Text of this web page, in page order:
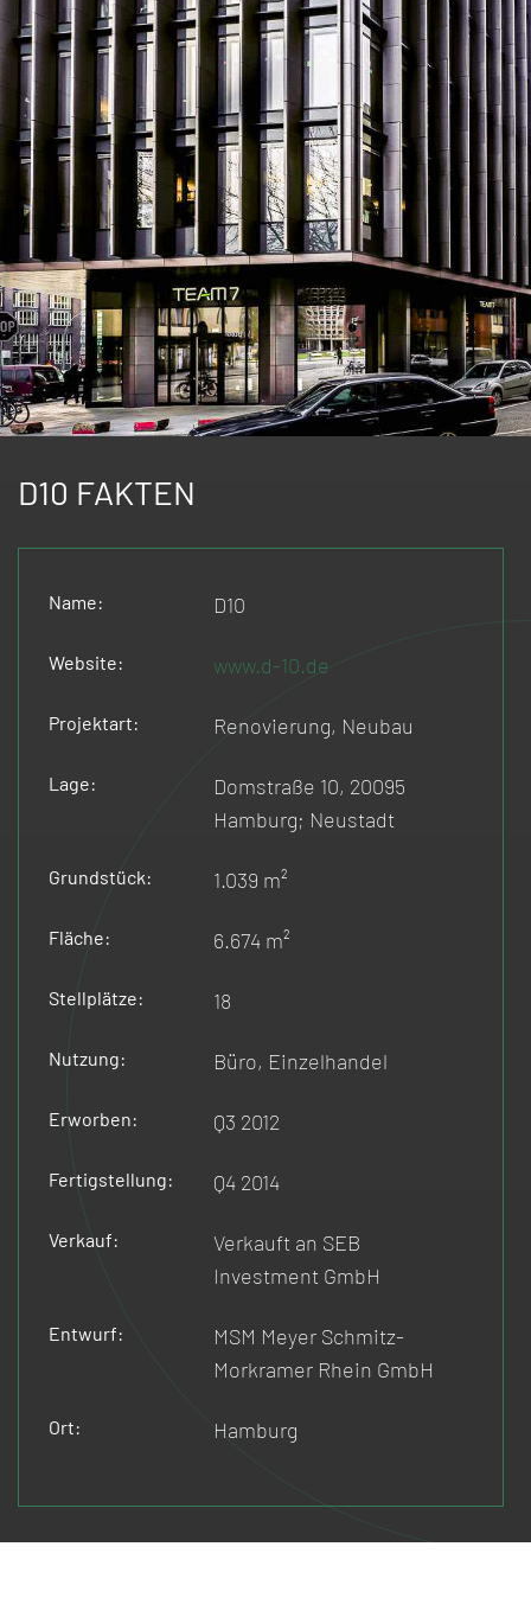
D10 FAKTEN
Name: D10
Website: www.d-10.de
Projektart: Renovierung, Neubau
Lage:
Domstraße 10, 20095
Hamburg; Neustadt
Grundstück: 1.039 m²
Fläche: 6.674 m²
Stellplätze: 18
Nutzung: Büro, Einzelhandel
Erworben: Q3 2012
Fertigstellung: Q4 2014
Verkauf:
Verkauft an SEB
Investment GmbH
Entwurf:
MSM Meyer Schmitz-
Morkramer Rhein GmbH
Ort: Hamburg